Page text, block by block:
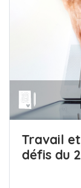
Travail
défis du